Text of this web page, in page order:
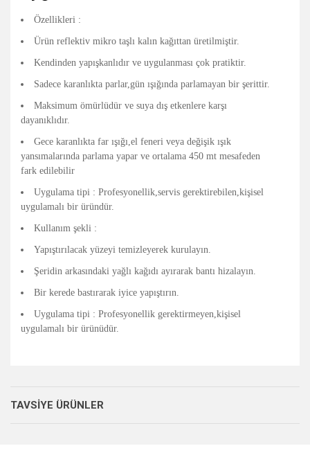
Özellikleri :
Ürün reflektiv mikro taşlı kalın kağıttan üretilmiştir.
Kendinden yapışkanlıdır ve uygulanması çok pratiktir.
Sadece karanlıkta parlar,gün ışığında parlamayan bir şerittir.
Maksimum ömürlüdür ve suya dış etkenlere karşı
dayanıklıdır.
Gece karanlıkta far ışığı,el feneri veya değişik ışık
yansımalarında parlama yapar ve ortalama 450 mt mesafeden
fark edilebilir
Uygulama tipi : Profesyonellik,servis gerektirebilen,kişisel
uygulamalı bir üründür.
Kullanım şekli :
Yapıştırılacak yüzeyi temizleyerek kurulayın.
Şeridin arkasındaki yağlı kağıdı ayırarak bantı hizalayın.
Bir kerede bastırarak iyice yapıştırın.
Uygulama tipi : Profesyonellik gerektirmeyen,kişisel
uygulamalı bir ürünüdür.
kullanarak tarafımıza iletebilirsiniz.
Görüş ve önerileriniz için teşekkür ederiz.
TAVSİYE ÜRÜNLER